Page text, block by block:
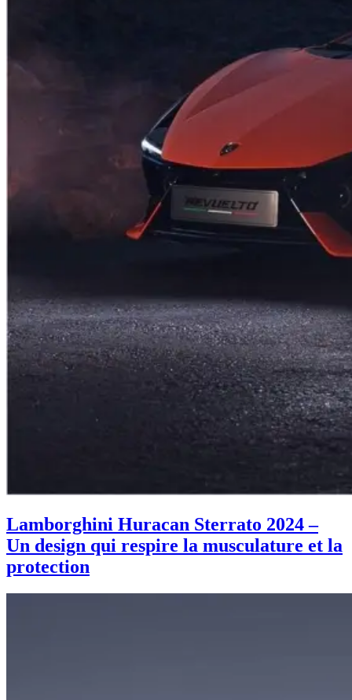
Lamborghini Huracan Sterrato 2024 –
Un design qui respire la musculature et la
protection